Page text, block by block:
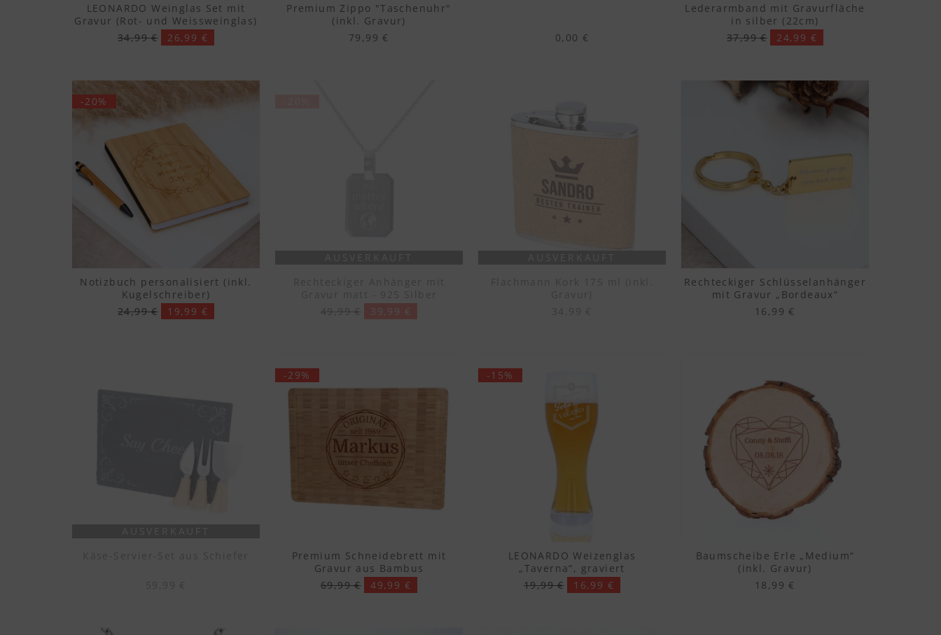
LEONARDO Weinglas Set mit
Gravur (Rot- und Weissweinglas)
34,99 €
26,99 €
Premium Zippo "Taschenuhr"
(inkl. Gravur)
79,99 €
0,00 €
Lederarmband mit Gravurfläche
in silber (22cm)
37,99 €
24,99 €
-20%
Notizbuch personalisiert (inkl.
Kugelschreiber)
24,99 €
19,99 € 39,99 €
Rechteckiger Schlüsselanhänger
mit Gravur „Bordeaux“
16,99 €
-29%
Premium Schneidebrett mit
Gravur aus Bambus
69,99 €
49,99 €
-15%
LEONARDO Weizenglas
„Taverna“, graviert
19,99 €
16,99 €
Baumscheibe Erle „Medium“
(inkl. Gravur)
18,99 €